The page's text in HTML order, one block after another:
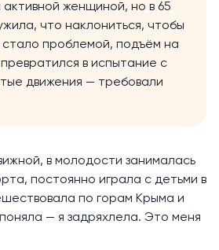
женщиной, но в 65
что наклониться, чтобы
стало проблемой, подъём на
в испытание с
движения — требовали
в молодости занималась
постоянно играла с детьми в
по горам Крыма и
— я задряхлела. Это меня